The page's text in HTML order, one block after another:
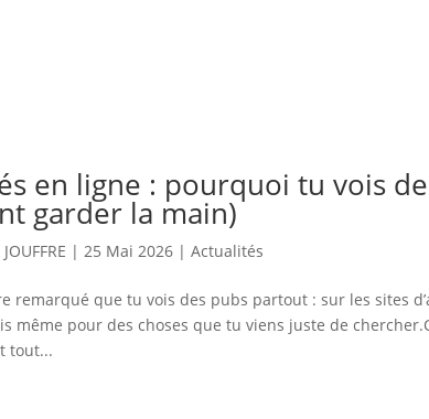
en ligne : pourquoi tu vois
garder la main)
|25 Mai 2026 |Actualités
remarqué que tu vois des pubs partout : sur les sites
même pour des choses que tu viens juste de
tout...